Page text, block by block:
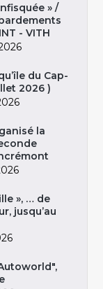
» /
- VITH
du Cap-
2026 )
la
», … de
jusqu’au